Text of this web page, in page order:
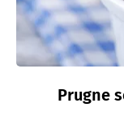
Prugne